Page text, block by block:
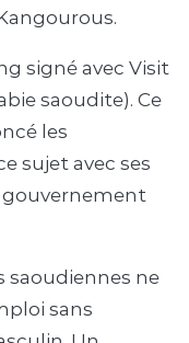
signé avec Visit
saoudite). Ce
les
sujet avec ses
gouvernement
saoudiennes ne
sans